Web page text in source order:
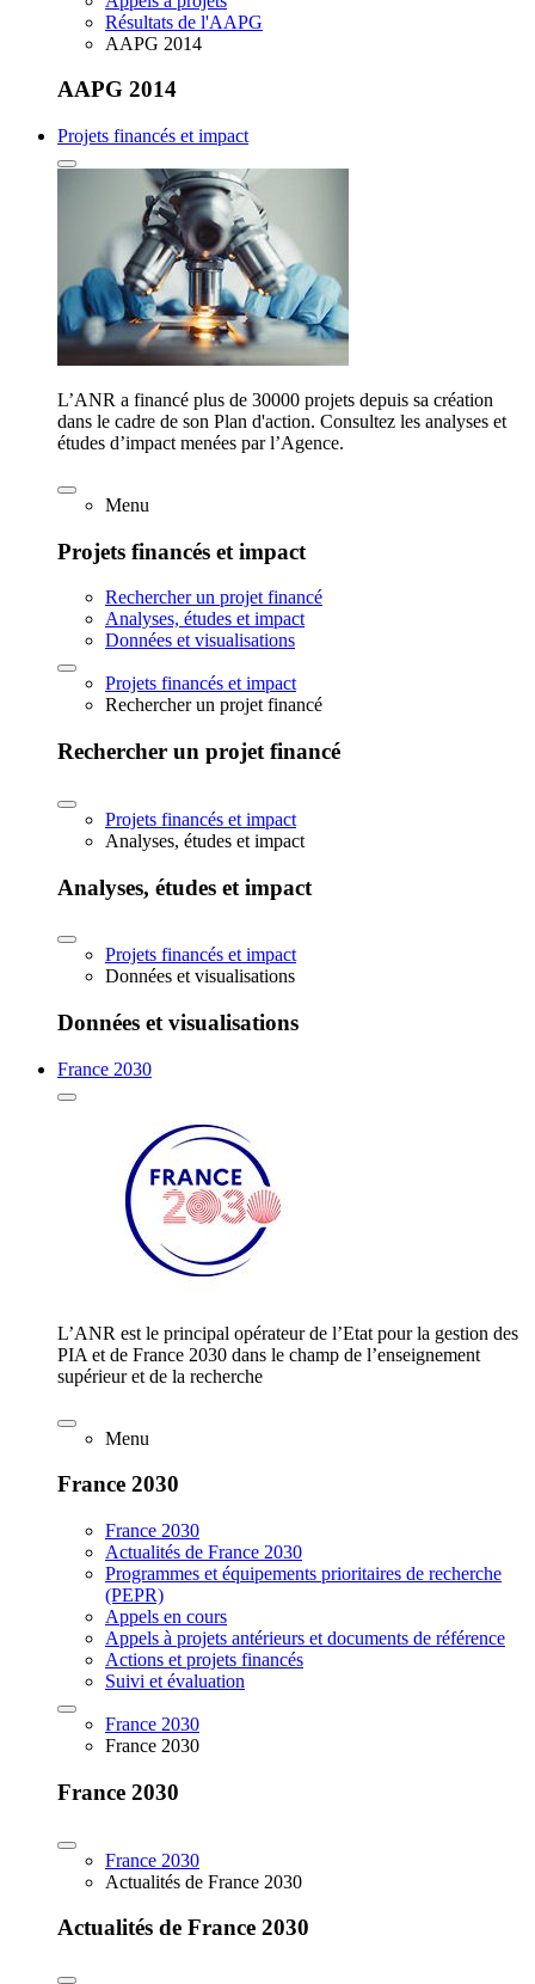
Résultats de l'AAPG
AAPG 2014
AAPG 2014
Projets financés et impact
L’ANR a financé plus de 30000 projets depuis sa création
dans le cadre de son Plan d'action. Consultez les analyses et
études d’impact menées par l’Agence.
Menu
Projets financés et impact
Rechercher un projet financé
Analyses, études et impact
Données et visualisations
Projets financés et impact
Rechercher un projet financé
Rechercher un projet financé
Projets financés et impact
Analyses, études et impact
Analyses, études et impact
Projets financés et impact
Données et visualisations
Données et visualisations
France 2030
L’ANR est le principal opérateur de l’Etat pour la gestion des
PIA et de France 2030 dans le champ de l’enseignement
supérieur et de la recherche
Menu
France 2030
France 2030
Actualités de France 2030
Programmes et équipements prioritaires de recherche
(PEPR)
Appels en cours
Appels à projets antérieurs et documents de référence
Actions et projets financés
Suivi et évaluation
France 2030
France 2030
France 2030
France 2030
Actualités de France 2030
Actualités de France 2030